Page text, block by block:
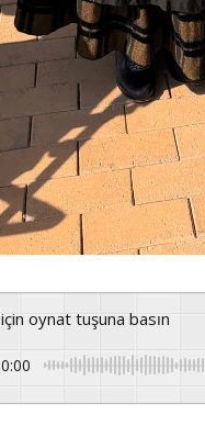
oynat tuşuna basın
0:00